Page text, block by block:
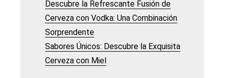
Descubre la Refrescante Fusión de
Cerveza con Vodka: Una Combinación
Sorprendente
Sabores Únicos: Descubre la Exquisita
Cerveza con Miel